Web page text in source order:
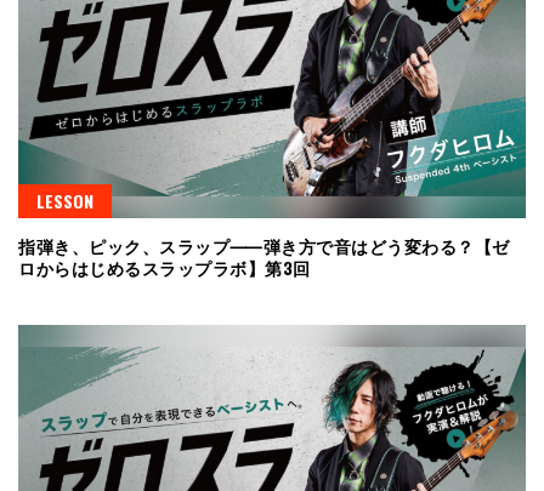
LESSON
指弾き、ピック、スラップ⸺弾き方で音はどう変わる？【ゼ
ロからはじめるスラップラボ】第3回